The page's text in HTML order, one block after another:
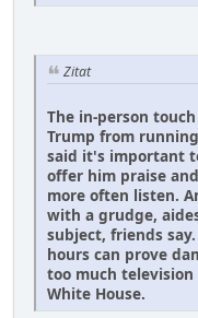
Zitat
The in-person
Trump from
said it's important
offer him praise
more often listen.
with a grudge,
subject, friends
hours can prove
too much
White House.